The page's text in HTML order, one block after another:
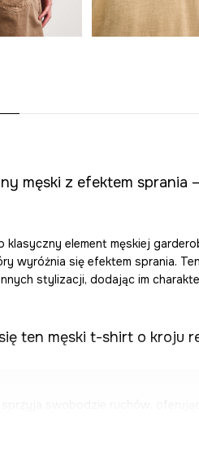
męski z efektem sprania
klasyczny element męskiej
wyróżnia się efektem sprania.
stylizacji, dodając im
ten męski t-shirt o kroju